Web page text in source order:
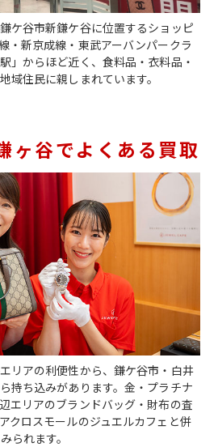
ケ谷市新鎌ケ谷に位置するショッピ
・新京成線・東武アーバンパークラ
」からほど近く、食料品・衣料品・
域住民に親しまれています。
ヶ谷でよくある買取
リアの利便性から、鎌ケ谷市・白井
持ち込みがあります。金・プラチナ
エリアのブランドバッグ・財布の査
クロスモールのジュエルカフェと併
られます。